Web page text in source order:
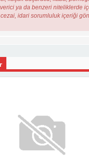
ya da benzeri niteliklerde
idari sorumluluk içeriği